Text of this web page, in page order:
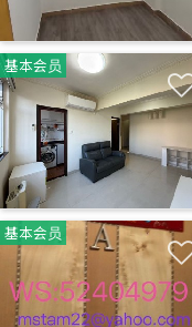
基本会员
基本会员